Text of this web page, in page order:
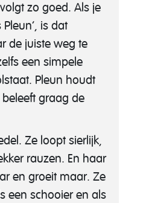
zo goed. Als je
is dat
de juiste weg te
een simpele
Pleun houdt
graag de
Ze loopt sierlijk,
rauzen. En haar
en groeit maar. Ze
een schooier en als